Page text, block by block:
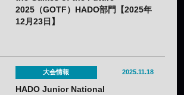
2025（GOTF）HADO部門【2025年
12月23日】
大会情報 2025.11.18
HADO Junior National